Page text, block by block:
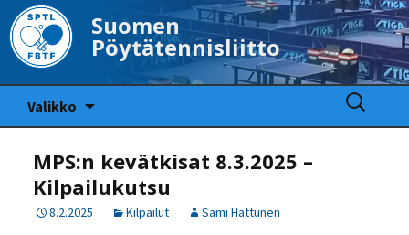
Suomen
Pöytätennisliitto
Valikko
Haku:
MPS:n kevätkisat 8.3.2025 –
Kilpailukutsu
8.2.2025 Kilpailut Sami Hattunen